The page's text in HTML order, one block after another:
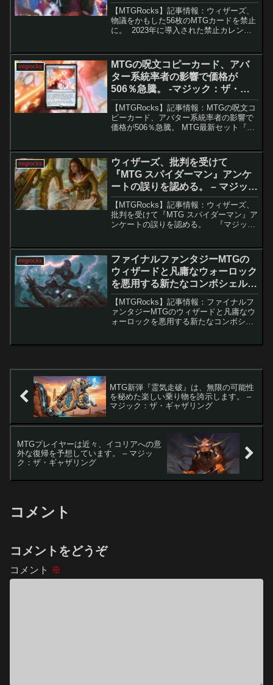
【MTGRocks】記事情報：ウィザーズ、
物議をかもした56枚のMTGカードを禁止
に。 2023年に導入された禁止カレンダ
的な更新が有効であることがすでに証明
されて...
mtgrocks
MTGの呪文コピーカード、アバ
ター系統率者の影響で価格が
506％急騰。 -マジック：ザ・ギ
ャザリング
【MTGRocks】記事情報：MTGの呪文コ
ピーカード、アバター系統率者の影響で
価格が506％急騰。 MTG最新セット『ア
中でも「火の王アズーラ」は圧倒的な人
気を誇り...
mtgrocks
ウィザーズ、批判を受けて
『MTG スパイダーマン』アンケ
ートの誤りを認める。 – マジッ
ク：ザ・ギャザリング
【MTGRocks】記事情報：ウィザーズ、
批判を受けて『MTG スパイダーマン』ア
ンケートの誤りを認める。 『マジッ
ト」）は、発売前からテーマやデザイン
面で...
mtgrocks
ファイナルファンタジーMTGの
ウィザードと凡庸なウォーロック
を悪用する新たなコンボシェル登
場。 – マジック：ザ・ギャザリン
グ
【MTGRocks】記事情報：ファイナルフ
ァンタジーMTGのウィザードと凡庸なウ
ォーロックを悪用する新たなコンボシェ
MTG新弾『霊気走破』は、無限の可能性
を秘めた楽しい乗り物を誇示します。 –
マジック：ザ・ギャザリング
MTGプレイヤーは近々、イコリアへの意
外な復帰を予想しています。 – マジッ
ク：ザ・ギャザリング
コメント
コメントをどうぞ
コメント ※